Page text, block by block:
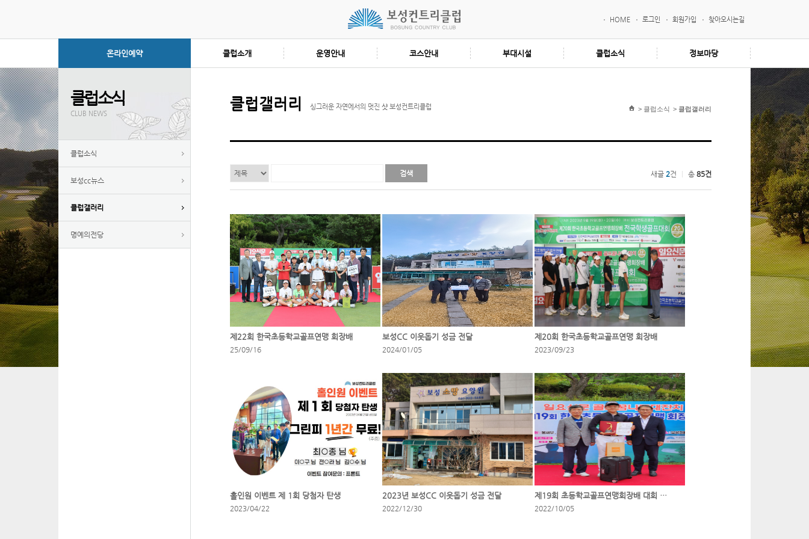
HOME 로그인 회원가입 찾아오시는길
온라인예약 클럽소개 운영안내 코스안내 부대시설 클럽소식 정보마당
클럽소식
CLUB NEWS
클럽소식
보성cc뉴스
클럽갤러리
명예의전당
클럽갤러리 싱그러운 자연에서의 멋진 샷 보성컨트리클럽 > 클럽소식 > 클럽갤러리
검색 새글 2건 총 85건
제22회 한국초등학교골프연맹 회장배
25/09/16
보성CC 이웃돕기 성금 전달
2024/01/05
제20회 한국초등학교골프연맹 회장배
2023/09/23
홀인원 이벤트 제 1회 당첨자 탄생
2023/04/22
2023년 보성CC 이웃돕기 성금 전달
2022/12/30
제19회 초등학교골프연맹회장배 대회 이모저모
2022/10/05